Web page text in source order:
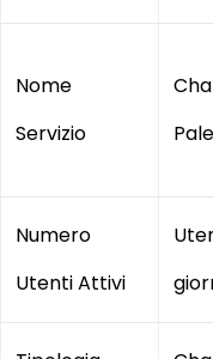
Nome
Servizio
Numero
Utenti Attivi